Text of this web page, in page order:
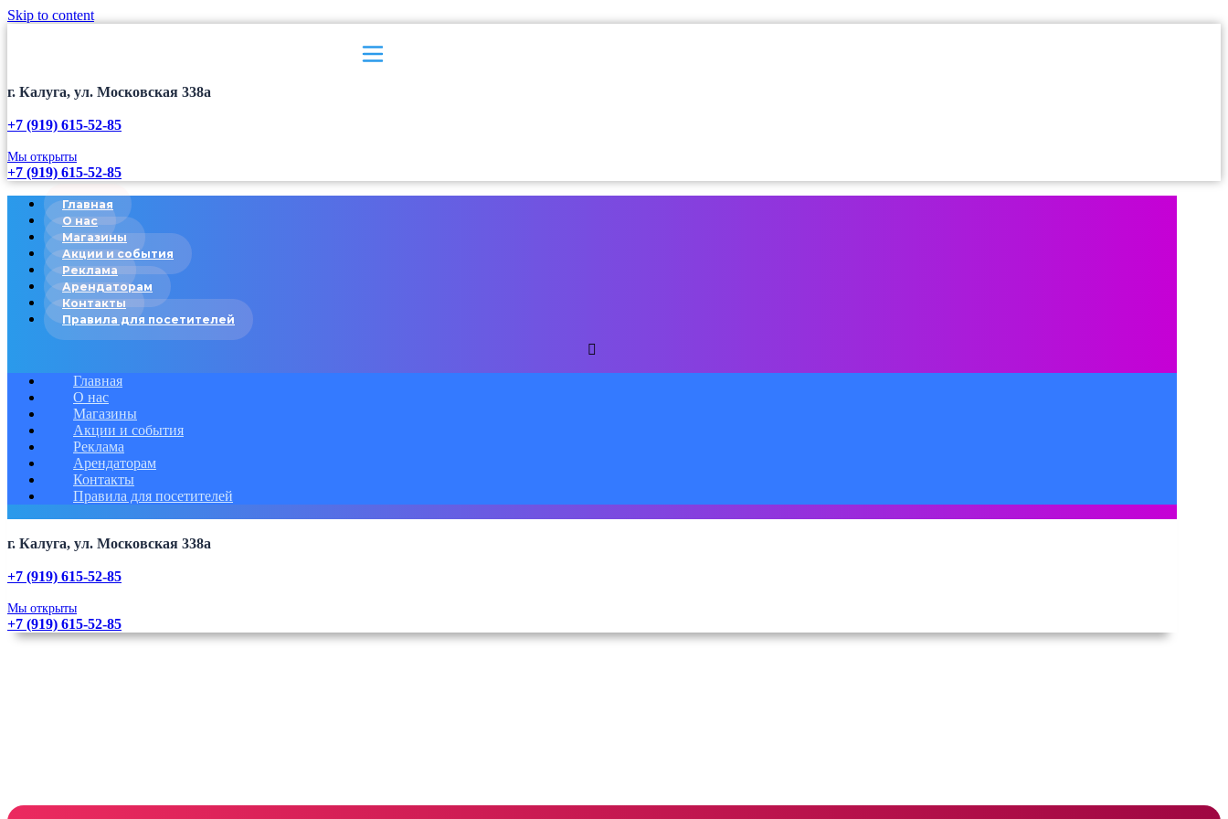
Skip to content
г. Калуга, ул. Московская 338а
+7 (919) 615-52-85
Мы открыты
+7 (919) 615-52-85
Главная
О нас
Магазины
Акции и события
Реклама
Арендаторам
Контакты
Правила для посетителей
Главная
О нас
Магазины
Акции и события
Реклама
Арендаторам
Контакты
Правила для посетителей
г. Калуга, ул. Московская 338а
+7 (919) 615-52-85
Мы открыты
+7 (919) 615-52-85